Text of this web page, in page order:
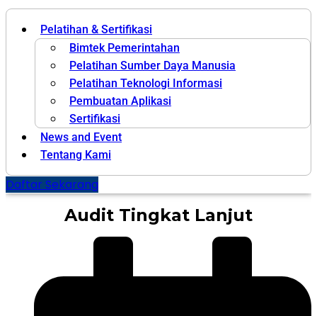
Pelatihan & Sertifikasi
Bimtek Pemerintahan
Pelatihan Sumber Daya Manusia
Pelatihan Teknologi Informasi
Pembuatan Aplikasi
Sertifikasi
News and Event
Tentang Kami
Daftar Sekarang
Audit Tingkat Lanjut